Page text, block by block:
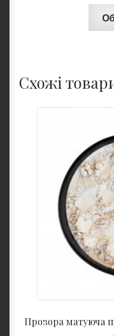
Схожі
Прозора матуюча